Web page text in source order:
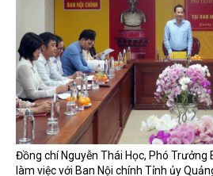
Đồng chí Nguyễn Thái Học, Phó Trưởng
làm việc với Ban Nội chính Tỉnh ủy